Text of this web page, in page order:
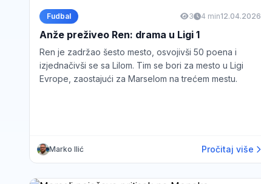
Fudbal 3 4 min12.04.2026
Anže preživeo Ren: drama u Ligi 1
Ren je zadržao šesto mesto, osvojivši 50 poena i
izjednačivši se sa Lilom. Tim se bori za mesto u Ligi
Evrope, zaostajući za Marselom na trećem mestu.
Marko Ilić Pročitaj više